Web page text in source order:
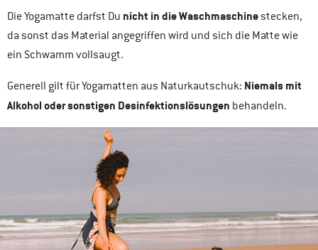
Die Yogamatte darfst Du nicht in die Waschmaschinestecken,
da sonst das Material angegriffen wird und sich die Matte wie
ein Schwamm vollsaugt.
Generell gilt für Yogamatten aus Naturkautschuk: Niemals mit
Alkohol oder sonstigen Desinfektionslösungen behandeln.